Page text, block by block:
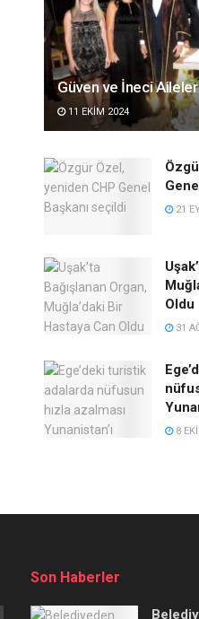
Güven ve İneci
11 EKIM 2024
21
Oldu
31
8
Son Haberler